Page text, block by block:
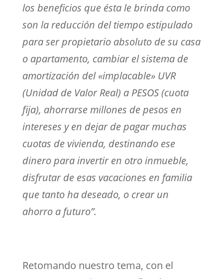
los beneficios que ésta le brinda como
son la reducción del tiempo estipulado
para ser propietario absoluto de su casa
o apartamento, cambiar el sistema de
amortización del «implacable» UVR
(Unidad de Valor Real) a PESOS (cuota
fija), ahorrarse millones de pesos en
intereses y en dejar de pagar muchas
cuotas de vivienda, destinando ese
dinero para invertir en otro inmueble,
disfrutar de esas vacaciones en familia
que tanto ha deseado, o crear un
ahorro a futuro”.
Retomando nuestro tema, con el